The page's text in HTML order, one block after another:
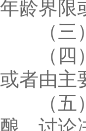
年龄界限
（三）
（四）
或者由主
（五）